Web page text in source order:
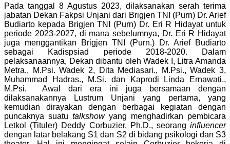
Pada tanggal 8 Agustus 2023, dilaksanakan serah terima
jabatan Dekan Fakpsi Unjani dari Brigjen TNI (Purn) Dr. Arief
Budiarto kepada Brigjen TNI (Purn) Dr. Eri R Hidayat untuk
periode 2023-2027, di mana sebelumnya, Dr. Eri R Hidayat
juga menggantikan Brigjen TNI (Purn.) Dr. Arief Budiarto
sebagai Kadispsiad periode 2018-2020. Dalam
pelaksanaannya, Dekan dibantu oleh Wadek I, Litra Amanda
Metra., M.Psi. Wadek 2, Dita Mediasari., M.Psi., Wadek 3,
Muhammad Hadras., M.Si. dan Kaprodi Linda Ernawati.,
M.Psi. Awal dari era ini juga bersamaan dengan
dilaksanakannya Lustrum Unjani yang pertama, yang
kemudian dirayakan dengan berbagai kegiatan dengan
puncaknya suatu talkshow yang menghadirkan pembicara
Letkol (Tituler) Deddy Corbuzier, Ph.D., seorang influencer
dengan latar belakang S1 dan S2 di bidang psikologi dan S3